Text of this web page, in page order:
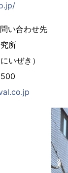
い合わせ先
所
いぜき）